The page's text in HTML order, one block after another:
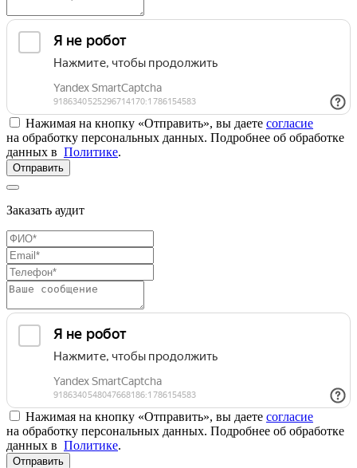
Нажимая на кнопку «Отправить», вы даете согласие
на обработку персональных данных. Подробнее об обработке
данных в Политике.
Отправить
Заказать аудит
Нажимая на кнопку «Отправить», вы даете согласие
на обработку персональных данных. Подробнее об обработке
данных в Политике.
Отправить